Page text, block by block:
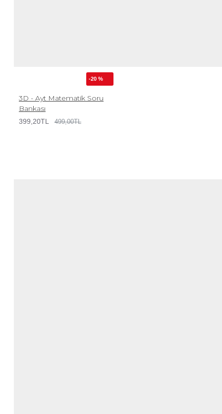
-20 %
3D - Ayt Matematik Soru
Bankası
399,20TL 499,00TL